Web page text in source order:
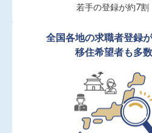
若手の登録が約7割
全国各地の求職者登録が
移住希望者も多数